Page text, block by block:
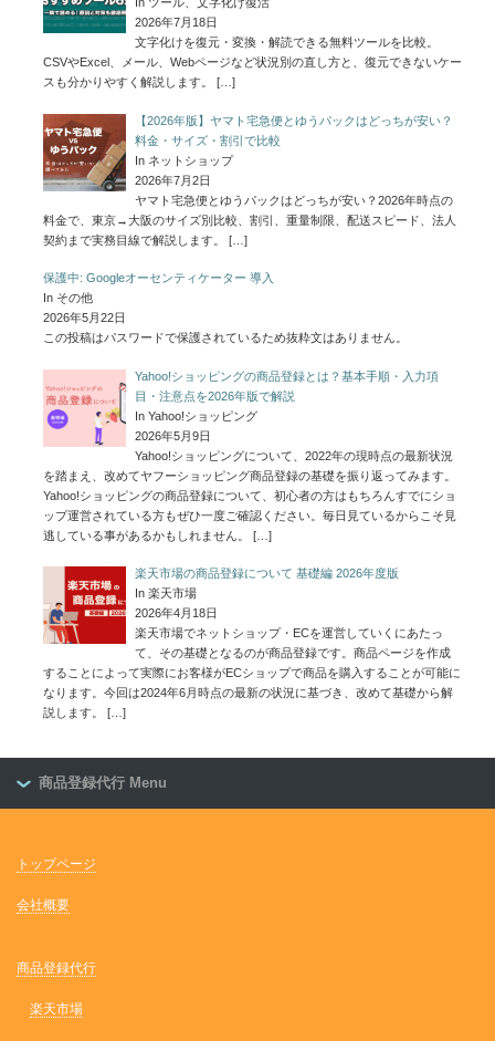
2026年7月18日
文字化けを復元・変換・解読できる無料ツールを比較。
CSVやExcel、メール、Webページなど状況別の直し方と、復元できないケー
スも分かりやすく解説します。
[…]
【2026年版】ヤマト宅急便とゆうパックはどっちが安い？
料金・サイズ・割引で比較
In ネットショップ
2026年7月2日
ヤマト宅急便とゆうパックはどっちが安い？2026年時点の
料金で、東京→大阪のサイズ別比較、割引、重量制限、配送スピード、法人
契約まで実務目線で解説します。
[…]
保護中: Googleオーセンティケーター 導入
In その他
2026年5月22日
この投稿はパスワードで保護されているため抜粋文はありません。
Yahoo!ショッピングの商品登録とは？基本手順・入力項
目・注意点を2026年版で解説
In Yahoo!ショッピング
2026年5月9日
Yahoo!ショッピングについて、2022年の現時点の最新状況
を踏まえ、改めてヤフーショッピング商品登録の基礎を振り返ってみます。
Yahoo!ショッピングの商品登録について、初心者の方はもちろんすでにショ
ップ運営されている方もぜひ一度ご確認ください。毎日見ているからこそ見
逃している事があるかもしれません。
[…]
楽天市場の商品登録について 基礎編 2026年度版
In 楽天市場
2026年4月18日
楽天市場でネットショップ・ECを運営していくにあたっ
て、その基礎となるのが商品登録です。商品ページを作成
することによって実際にお客様がECショップで商品を購入することが可能に
なります。今回は2024年6月時点の最新の状況に基づき、改めて基礎から解
説します。
[…]
商品登録代行 Menu
トップページ
会社概要
商品登録代行
楽天市場